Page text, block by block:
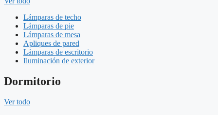
Lámparas de techo
Lámparas de pie
Lámparas de mesa
Apliques de pared
Lámparas de escritorio
Iluminación de exterior
Dormitorio
Ver todo